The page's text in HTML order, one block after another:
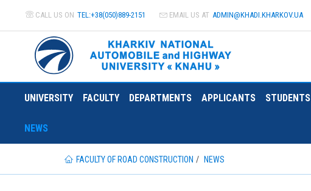
CALL US ON TEL:+38(050)889-2151 EMAIL US AT ADMIN@KHADI.KHARKOV.UA
UNIVERSITY FACULTY DEPARTMENTS APPLICANTS STUDENTS
NEWS
FACULTY OF ROAD CONSTRUCTION NEWS